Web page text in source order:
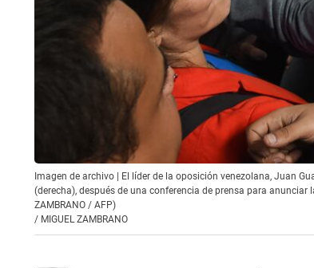
Imagen de archivo | El líder de la oposición venezolana, Juan
(derecha), después de una conferencia de prensa para
ZAMBRANO / AFP)
/ MIGUEL ZAMBRANO